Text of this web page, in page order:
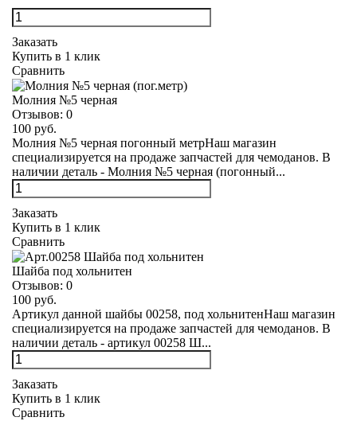
Заказать
Купить в 1 клик
Сравнить
Молния №5 черная
Отзывов: 0
100 руб.
Молния №5 черная погонный метрНаш магазин
специализируется на продаже запчастей для чемоданов. В
наличии деталь - Молния №5 черная (погонный...
Заказать
Купить в 1 клик
Сравнить
Шайба под хольнитен
Отзывов: 0
100 руб.
Артикул данной шайбы 00258, под хольнитенНаш магазин
специализируется на продаже запчастей для чемоданов. В
наличии деталь - артикул 00258 Ш...
Заказать
Купить в 1 клик
Сравнить